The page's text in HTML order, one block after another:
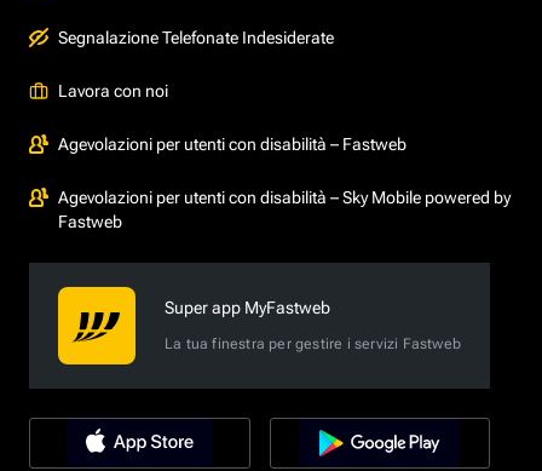
Segnalazione Telefonate Indesiderate
Lavora con noi
Agevolazioni per utenti con disabilità – Fastweb
Agevolazioni per utenti con disabilità – Sky Mobile powered by
Fastweb
Super app MyFastweb
La tua finestra per gestire i servizi Fastweb